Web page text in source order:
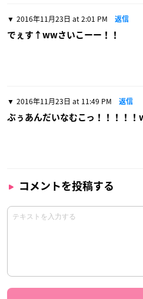
2016年11月23日 at 2:01 PM 返信
でぇす↑wwさいこーー！！
2016年11月23日 at 11:49 PM 返信
ぶぅあんだいなむこっ！！！！
コメントを投稿する